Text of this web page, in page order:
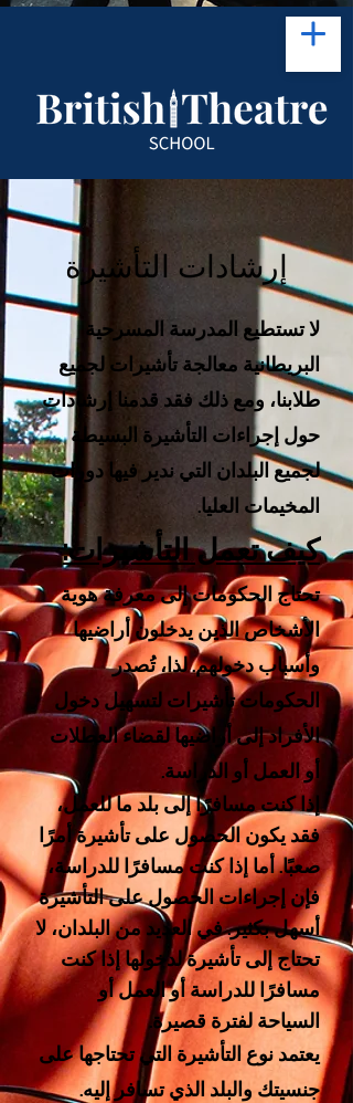
إرشادات التأشيرة
لا تستطيع المدرسة المسرحية
البريطانية معالجة تأشيرات لجميع
طلابنا، ومع ذلك فقد قدمنا إرشادات
حول إجراءات التأشيرة البسيطة
لجميع البلدان التي ندير فيها دورات
المخيمات العليا.
كيف تعمل التأشيرات:
تحتاج الحكومات إلى معرفة هوية
الأشخاص الذين يدخلون أراضيها
وأسباب دخولهم. لذا، تُصدر
الحكومات تأشيرات لتسهيل دخول
الأفراد إلى أراضيها لقضاء العطلات
أو العمل أو الدراسة.
إذا كنت مسافرًا إلى بلد ما للعمل،
فقد يكون الحصول على تأشيرة أمرًا
صعبًا. أما إذا كنت مسافرًا للدراسة،
فإن إجراءات الحصول على التأشيرة
أسهل بكثير. في العديد من البلدان، لا
تحتاج إلى تأشيرة لدخولها إذا كنت
مسافرًا للدراسة أو العمل أو
السياحة لفترة قصيرة.
يعتمد نوع التأشيرة التي تحتاجها على
جنسيتك والبلد الذي تسافر إليه.